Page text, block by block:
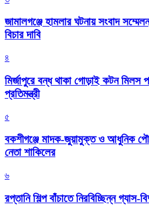
জামালগঞ্জে হামলার ঘটনায় সংবাদ
বিচার দাবি
৪
মির্জাপুরে বন্ধ থাকা গোড়াই কটন মিলস
প্রতিমন্ত্রী
৫
বকশীগঞ্জে মাদক-জুয়ামুক্ত ও আধুনিক
নেতা শাকিলের
৬
রপ্তানি শিল্প বাঁচাতে নিরবিচ্ছিন্ন গ্যাস-